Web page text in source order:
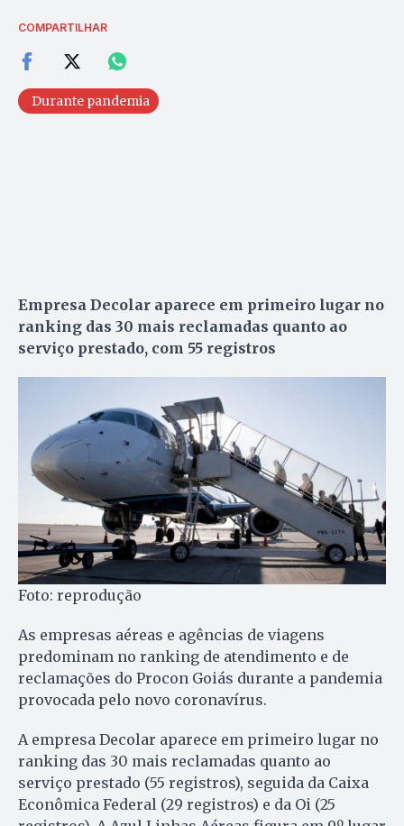
COMPARTILHAR
Durante pandemia
Empresa Decolar aparece em primeiro lugar no
ranking das 30 mais reclamadas quanto ao
serviço prestado, com 55 registros
Foto: reprodução
As empresas aéreas e agências de viagens
predominam no ranking de atendimento e de
reclamações do Procon Goiás durante a pandemia
provocada pelo novo coronavírus.
A empresa Decolar aparece em primeiro lugar no
ranking das 30 mais reclamadas quanto ao
serviço prestado (55 registros), seguida da Caixa
Econômica Federal (29 registros) e da Oi (25